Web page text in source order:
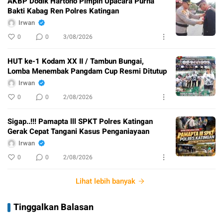
Bakti Kabag Ren Polres Katingan
Irwan
0 0 3/08/2026
HUT ke-1 Kodam XX II / Tambun Bungai,
Lomba Menembak Pangdam Cup Resmi Ditutup
Irwan
0 0 2/08/2026
Sigap..!!! Pamapta lll SPKT Polres Katingan
Gerak Cepat Tangani Kasus Penganiayaan
Irwan
0 0 2/08/2026
Lihat lebih banyak
Tinggalkan Balasan